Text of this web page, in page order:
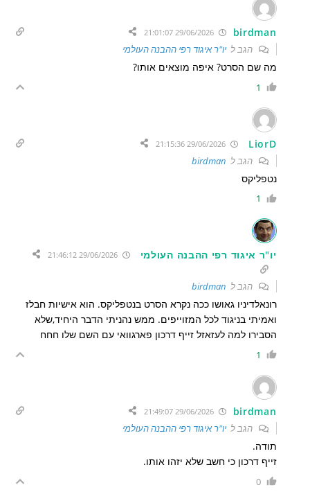
birdman
29/06/2026 21:01:07
הגב ליו"ר איגוד רפי ההבנה העולמי
מה שם הסרט? איפה מוצאים אותו?
1
LiorD
הגב ל birdman
נטפליקס
1
יו"ר איגוד רפי ההבנה העולמי 29/06/2026 21:46:12
הגב ל birdman
רונאלדיניו גאושו ככה נקרא הסרט בנטפליקס. הוא אישיות חבלז
ואמיתי בניגוד לכל המזוייפים. ממש נהניתי הדבר היחיד,שלא
הסבירו למה לעזאזל זייף דרכון פארגוואי עם השם שלו חחח
1
birdman
29/06/2026 21:49:07
הגב ליו"ר איגוד רפי ההבנה העולמי
תודה.
זייף דרכון כי חשב שלא יזהו אותו.
0